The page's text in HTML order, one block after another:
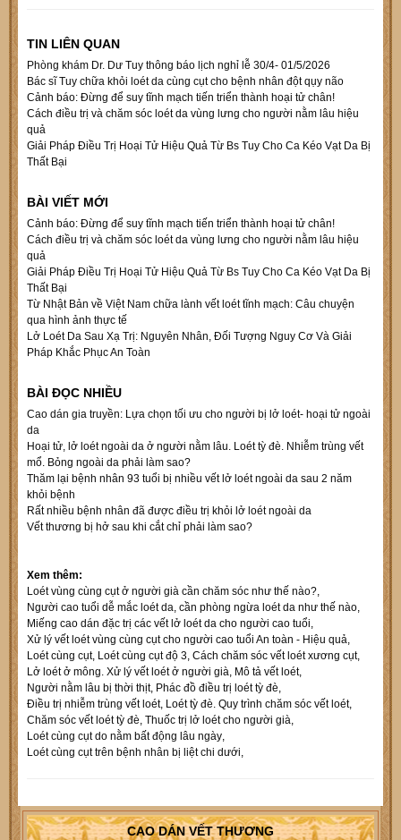
TIN LIÊN QUAN
Phòng khám Dr. Dư Tuy thông báo lịch nghỉ lễ 30/4- 01/5/2026
Bác sĩ Tuy chữa khỏi loét da cùng cụt cho bệnh nhân đột qụy não
Cảnh báo: Đừng để suy tĩnh mạch tiến triển thành hoại tử chân!
Cách điều trị và chăm sóc loét da vùng lưng cho người nằm lâu hiệu
quả
Giải Pháp Điều Trị Hoại Tử Hiệu Quả Từ Bs Tuy Cho Ca Kéo Vạt Da Bị
Thất Bại
BÀI VIẾT MỚI
Cảnh báo: Đừng để suy tĩnh mạch tiến triển thành hoại tử chân!
Cách điều trị và chăm sóc loét da vùng lưng cho người nằm lâu hiệu
quả
Giải Pháp Điều Trị Hoại Tử Hiệu Quả Từ Bs Tuy Cho Ca Kéo Vạt Da Bị
Thất Bại
Từ Nhật Bản về Việt Nam chữa lành vết loét tĩnh mạch: Câu chuyện
qua hình ảnh thực tế
Lở Loét Da Sau Xạ Trị: Nguyên Nhân, Đối Tượng Nguy Cơ Và Giải
Pháp Khắc Phục An Toàn
BÀI ĐỌC NHIỀU
Cao dán gia truyền: Lựa chọn tối ưu cho người bị lở loét- hoại tử ngoài
da
Hoại tử, lở loét ngoài da ở người nằm lâu. Loét tỳ đè. Nhiễm trùng vết
mổ. Bỏng ngoài da phải làm sao?
Thăm lại bệnh nhân 93 tuổi bị nhiều vết lở loét ngoài da sau 2 năm
khỏi bệnh
Rất nhiều bệnh nhân đã được điều trị khỏi lở loét ngoài da
Vết thương bị hở sau khi cắt chỉ phải làm sao?
Xem thêm:
Loét vùng cùng cụt ở người già cần chăm sóc như thế nào?,
Người cao tuổi dễ mắc loét da, cần phòng ngừa loét da như thế nào,
Miếng cao dán đặc trị các vết lở loét da cho người cao tuổi,
Xử lý vết loét vùng cùng cụt cho người cao tuổi An toàn - Hiệu quả,
Loét cùng cụt, Loét cùng cụt độ 3, Cách chăm sóc vết loét xương cụt,
Lở loét ở mông. Xử lý vết loét ở người già, Mô tả vết loét,
Người nằm lâu bị thời thịt, Phác đồ điều trị loét tỳ đè,
Điều trị nhiễm trùng vết loét, Loét tỳ đè. Quy trình chăm sóc vết loét,
Chăm sóc vết loét tỳ đè, Thuốc trị lở loét cho người già,
Loét cùng cụt do nằm bất động lâu ngày,
Loét cùng cụt trên bệnh nhân bị liệt chi dưới,
CAO DÁN VẾT THƯƠNG